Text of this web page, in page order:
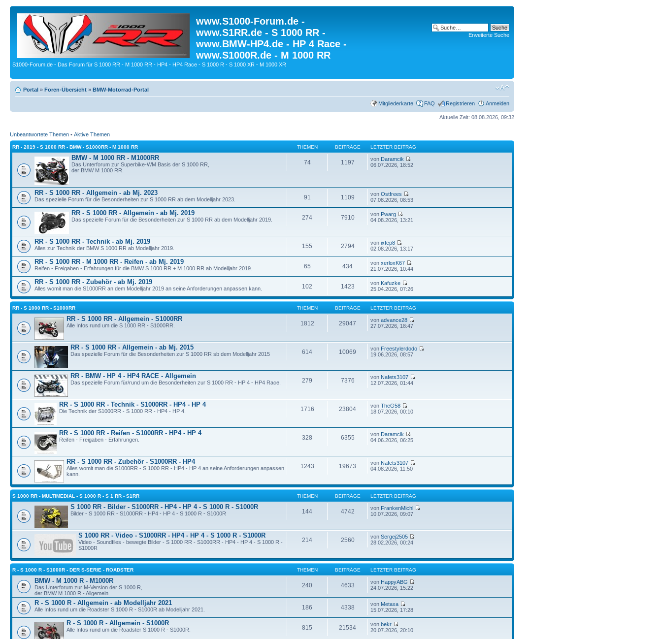
www.S1000-Forum.de -
www.S1RR.de - S 1000 RR -
www.BMW-HP4.de - HP 4 Race -
www.S1000R.de - M 1000 RR
S1000-Forum.de - Das Forum für S 1000 RR - M 1000 RR - HP4 - HP4 Race - S 1000 R - S 1000 XR - M 1000 XR
Erweiterte Suche
Portal » Foren-Übersicht » BMW-Motorrad-Portal
Mitgliederkarte FAQ Registrieren Anmelden
Aktuelle Zeit: 08.08.2026, 09:32
Unbeantwortete Themen • Aktive Themen
RR - 2019 - S 1000 RR - BMW - S1000RR - M 1000 RR THEMEN BEITRÄGE LETZTER BEITRAG
BMW - M 1000 RR - M1000RR
Das Unterforum zur Superbike-WM Basis der S 1000 RR,
der BMW M 1000 RR.
74 1197 von Daramcik
06.07.2026, 18:52
RR - S 1000 RR - Allgemein - ab Mj. 2023
Das spezielle Forum für die Besonderheiten zur S 1000 RR ab dem Modelljahr 2023. 91 1109 vonOstfrees
07.08.2026, 08:53
RR - S 1000 RR - Allgemein - ab Mj. 2019
Das spezielle Forum für die Besonderheiten zur S 1000 RR ab dem Modelljahr 2019. 274 7910 von Pwarg
04.08.2026, 13:21
RR - S 1000 RR - Technik - ab Mj. 2019
Alles zur Technik der BMW S 1000 RR ab Modelljahr 2019. 155 2794 vonixfep8
02.08.2026, 13:17
RR - S 1000 RR - M 1000 RR - Reifen - ab Mj. 2019
Reifen - Freigaben - Erfahrungen für die BMW S 1000 RR + M 1000 RR ab Modelljahr 2019. 65 434 vonxerloxK67
21.07.2026, 10:44
RR - S 1000 RR - Zubehör - ab Mj. 2019
Alles womit man die S1000RR an dem Modelljahr 2019 an seine Anforderungen anpassen kann. 102 1423 von Kafuzke
25.04.2026, 07:26
RR - S 1000 RR - S1000RR THEMEN BEITRÄGE LETZTER BEITRAG
RR - S 1000 RR - Allgemein - S1000RR
Alle Infos rund um die S 1000 RR - S1000RR. 1812 29047 vonadvance28
27.07.2026, 18:47
RR - S 1000 RR - Allgemein - ab Mj. 2015
Das spezielle Forum für die Besonderheiten zur S 1000 RR sb dem Modelljahr 2015 614 10069 von Freestylerdodo
19.06.2026, 08:57
RR - BMW - HP 4 - HP4 RACE - Allgemein
Das spezielle Forum für/rund um die Besonderheiten zur S 1000 RR - HP 4 - HP4 Race. 279 7376 von Nafets3107
12.07.2026, 01:44
RR - S 1000 RR - Technik - S1000RR - HP4 - HP 4
Die Technik der S1000RR - S 1000 RR - HP4 - HP 4. 1716 23804 vonTheG58
18.07.2026, 00:10
RR - S 1000 RR - Reifen - S1000RR - HP4 - HP 4
Reifen - Freigaben - Erfahrungen. 328 6355 von Daramcik
04.06.2026, 06:25
RR - S 1000 RR - Zubehör - S1000RR - HP4
Alles womit man die S1000RR - S 1000 RR - HP4 - HP 4 an seine Anforderungen anpassen
kann.
1243 19673 von Nafets3107
04.08.2026, 11:50
S 1000 RR - MULTIMEDIAL - S 1000 R - S 1 RR - S1RR THEMEN BEITRÄGE LETZTER BEITRAG
S 1000 RR - Bilder - S1000RR - HP4 - HP 4 - S 1000 R - S1000R
Bilder - S 1000 RR - S1000RR - HP4 - HP 4 - S 1000 R - S1000R 144 4742 von FrankenMichl
10.07.2026, 09:07
S 1000 RR - Video - S1000RR - HP4 - HP 4 - S 1000 R - S1000R
Video - Soundfiles - bewegte Bilder - S 1000 RR - S1000RR - HP4 - HP 4 - S 1000 R -
S1000R
214 2560 vonSergej2505
28.02.2026, 00:24
R - S 1000 R - S1000R - DER S-SERIE - ROADSTER THEMEN BEITRÄGE LETZTER BEITRAG
BMW - M 1000 R - M1000R
Das Unterforum zur M-Version der S 1000 R,
der BMW M 1000 R - Allgemein
240 4633 von HappyABG
24.07.2026, 15:22
R - S 1000 R - Allgemein - ab Modelljahr 2021
Alle Infos rund um die Roadster S 1000 R - S1000R ab Modelljahr 2021. 186 4338 von Metaxa
15.07.2026, 17:28
R - S 1000 R - Allgemein - S1000R
Alle Infos rund um die Roadster S 1000 R - S1000R. 815 21534 vonbekr
20.07.2026, 20:10